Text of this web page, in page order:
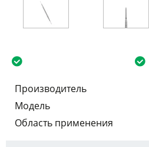
Производитель
Модель
Область применения